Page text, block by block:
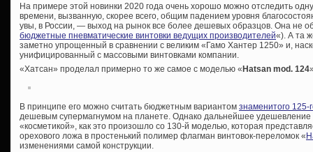
На примере этой новинки 2020 года очень хорошо можно отследить
времени, вызванную, скорее всего, общим падением уровня
увы, в России, — выход на рынок все более дешевых образцов. Она не
бюджетные пневматические винтовки ведущих производителей«). А та
заметно упрощенный в сравнении с великим «Гамо Хантер 1250» и,
унифицированный с массовыми винтовками компании.
«Хатсан» проделал примерно то же самое с моделью «Hatsan mod. 124
В принципе его можно считать бюджетным вариантом знаменитого 125-
дешевым супермагнумом на планете. Однако дальнейшее удешевление
«косметикой», как это произошло со 130-й моделью, которая
орехового ложа в простенький полимер флагман винтовок-переломок «
изменениями самой конструкции.